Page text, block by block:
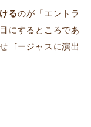
るのが「エントラ
にするところであ
ゴージャスに演出